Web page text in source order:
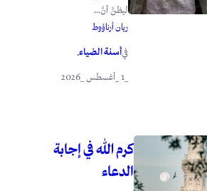
ليظنَّ أنَّ...
ريان أرناؤوط
فيأسنة الضياء.
_1 _أغسطس _2026
كرم الله في إجابة
الدعاء